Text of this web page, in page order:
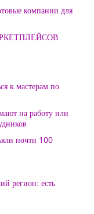
компании для
к мастерам по
на работу или
почти 100
регион: есть